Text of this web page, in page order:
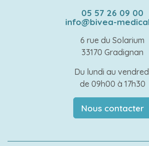
05 57 26 09 00
info@bivea-
6 rue du Solarium
33170 Gradignan
Du lundi au
de 09h00 à 17h30
Nous contacter